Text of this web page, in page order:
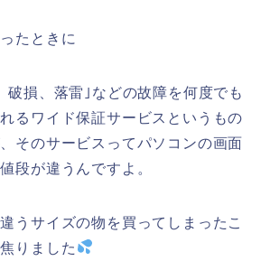
たときに
破損、落雷｣などの故障を何度でも
るワイド保証サービスというもの
そのサービスってパソコンの画面
段が違うんですよ。
うサイズの物を買ってしまったこ
りました